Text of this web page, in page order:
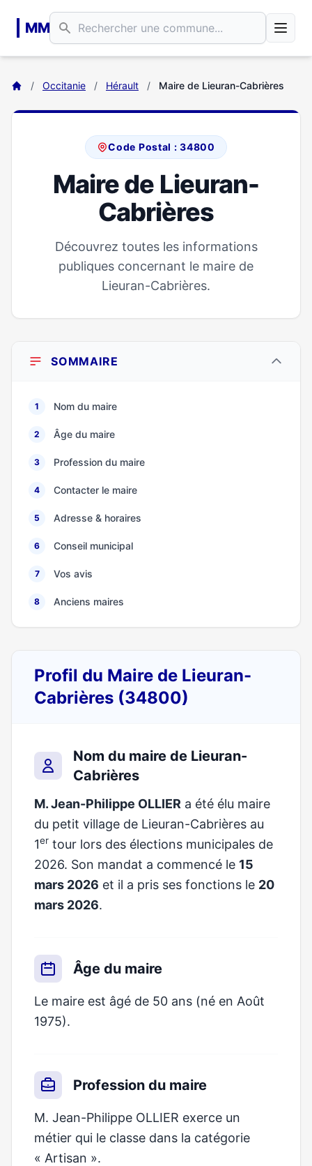
MM
/ Occitanie / Hérault / Maire de Lieuran-Cabrières
Code Postal : 34800
Maire de Lieuran-
Cabrières
Découvrez toutes les informations
publiques concernant le maire de
Lieuran-Cabrières.
SOMMAIRE
1 Nom du maire
2 Âge du maire
3 Profession du maire
4 Contacter le maire
5 Adresse & horaires
6 Conseil municipal
7 Vos avis
8 Anciens maires
Profil du Maire de Lieuran-
Cabrières (34800)
Nom du maire de Lieuran-
Cabrières
M. Jean-Philippe OLLIER a été élu maire
du petit village de Lieuran-Cabrières au
1er tour lors des élections municipales de
2026. Son mandat a commencé le 15
mars 2026 et il a pris ses fonctions le 20
mars 2026.
Âge du maire
Le maire est âgé de 50 ans (né en Août
1975).
Profession du maire
M. Jean-Philippe OLLIER exerce un
métier qui le classe dans la catégorie
« Artisan ».